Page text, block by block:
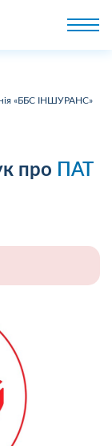
«ББС ІНШУРАНС»
про
ПАТ